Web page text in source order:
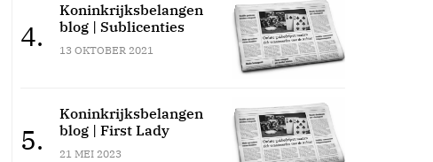
4.
Koninkrijksbelangen
blog | Sublicenties
13 OKTOBER 2021
5.
Koninkrijksbelangen
blog | First Lady
21 MEI 2023